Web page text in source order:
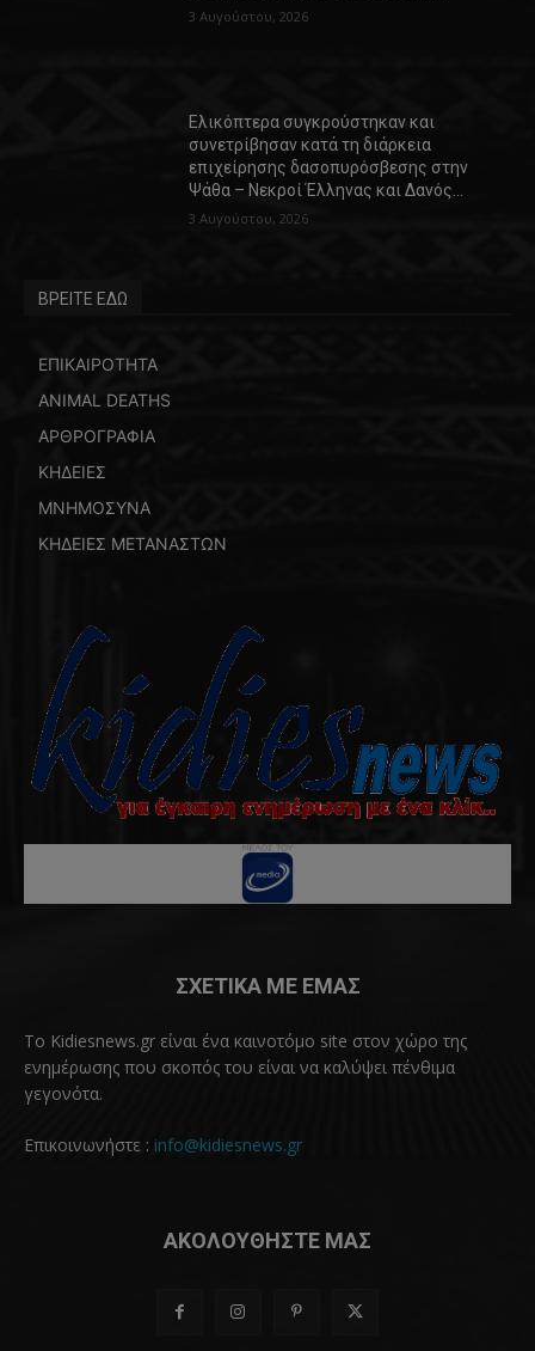
3 Αυγούστου, 2026
Ελικόπτερα συγκρούστηκαν και
συνετρίβησαν κατά τη διάρκεια
επιχείρησης δασοπυρόσβεσης στην
Ψάθα – Νεκροί Έλληνας και Δανός…
3 Αυγούστου, 2026
ΒΡΕΙΤΕ ΕΔΩ
ΕΠΙΚΑΙΡΟΤΗΤΑ
ANIMAL DEATHS
ΑΡΘΡΟΓΡΑΦΙΑ
ΚΗΔΕΙΕΣ
ΜΝΗΜΟΣΥΝΑ
ΚΗΔΕΙΕΣ ΜΕΤΑΝΑΣΤΩΝ
ΣΧΕΤΙΚΑ ΜΕ ΕΜΑΣ
Το Kidiesnews.gr είναι ένα καινοτόμο site στον χώρο της
ενημέρωσης που σκοπός του είναι να καλύψει πένθιμα
γεγονότα.
Επικοινωνήστε : info@kidiesnews.gr
ΑΚΟΛΟΥΘΗΣΤΕ ΜΑΣ